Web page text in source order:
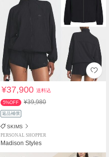
¥37,900送料込
5%OFF ¥39,980
返品補償
SKIMS
PERSONAL SHOPPER
Madison Styles